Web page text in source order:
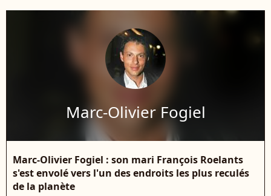
Marc-Olivier Fogiel
Marc-Olivier Fogiel : son mari François Roelants
s'est envolé vers l'un des endroits les plus reculés
de la planète